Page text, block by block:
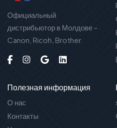
Официальный
дистрибьютор в Молдове –
Canon, Ricoh, Brother.
Полезная информация
О нас
Контакты